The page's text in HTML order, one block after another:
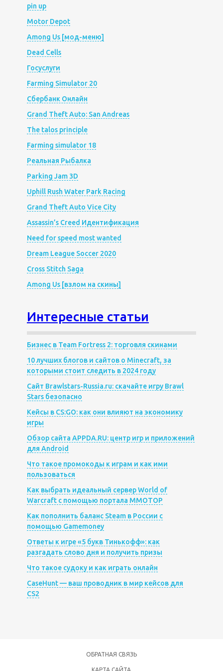
pin up
Motor Depot
Among Us [мод-меню]
Dead Cells
Госуслуги
Farming Simulator 20
Сбербанк Онлайн
Grand Theft Auto: San Andreas
The talos principle
Farming simulator 18
Реальная Рыбалка
Parking Jam 3D
Uphill Rush Water Park Racing
Grand Theft Auto Vice City
Assassin’s Creed Идентификация
Need for speed most wanted
Dream League Soccer 2020
Cross Stitch Saga
Among Us [взлом на скины]
Интересные статьи
Бизнес в Team Fortress 2: торговля скинами
10 лучших блогов и сайтов о Minecraft, за
которыми стоит следить в 2024 году
Сайт Brawlstars-Russia.ru: скачайте игру Brawl
Stars безопасно
Кейсы в CS:GO: как они влияют на экономику
игры
Обзор сайта APPDA.RU: центр игр и приложений
для Android
Что такое промокоды к играм и как ими
пользоваться
Как выбрать идеальный сервер World of
Warcraft с помощью портала MMOTOP
Как пополнить баланс Steam в России с
помощью Gamemoney
Ответы к игре «5 букв Тинькофф»: как
разгадать слово дня и получить призы
Что такое судоку и как играть онлайн
CaseHunt — ваш проводник в мир кейсов для
CS2
ОБРАТНАЯ СВЯЗЬ